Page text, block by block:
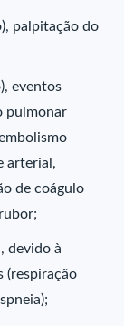
palpitação do
eventos
pulmonar
arterial,
de coágulo
devido à
(respiração